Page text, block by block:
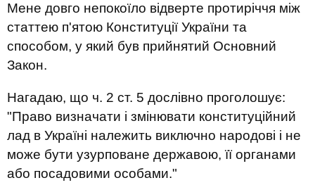
Мене довго непокоїло відверте протиріччя між
статтею п'ятою Конституції України та
способом, у який був прийнятий Основний
Закон.
Нагадаю, що ч. 2 ст. 5 дослівно проголошує:
"Право визначати і змінювати конституційний
лад в Україні належить виключно народові і не
може бути узурповане державою, її органами
або посадовими особами."